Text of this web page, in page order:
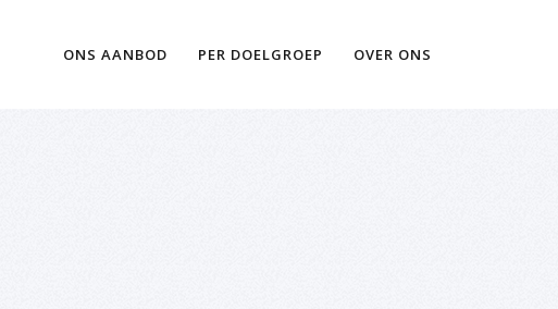
ONS AANBOD PER DOELGROEP OVER ONS